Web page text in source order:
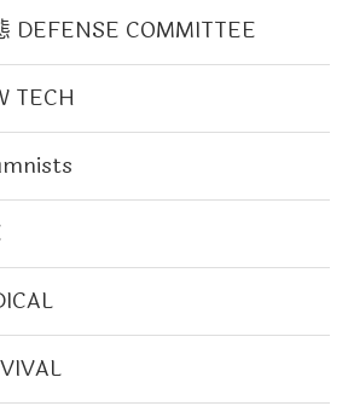
DEFENSE COMMITTEE
TECH